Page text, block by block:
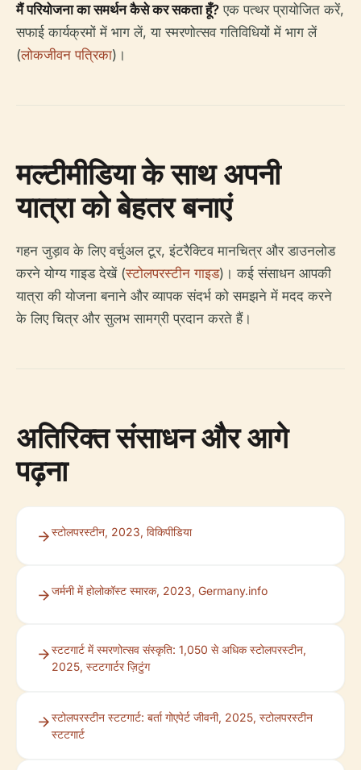
मैं परियोजना का समर्थन कैसे कर सकता हूँ? एक पत्थर प्रायोजित करें,
सफाई कार्यक्रमों में भाग लें, या स्मरणोत्सव गतिविधियों में भाग लें
(लोकजीवन पत्रिका)।
मल्टीमीडिया के साथ अपनी
यात्रा को बेहतर बनाएं
गहन जुड़ाव के लिए वर्चुअल टूर, इंटरैक्टिव मानचित्र और डाउनलोड
करने योग्य गाइड देखें (स्टोलपरस्टीन गाइड)। कई संसाधन आपकी
यात्रा की योजना बनाने और व्यापक संदर्भ को समझने में मदद करने
के लिए चित्र और सुलभ सामग्री प्रदान करते हैं।
अतिरिक्त संसाधन और आगे
पढ़ना
स्टोलपरस्टीन, 2023, विकिपीडिया
जर्मनी में होलोकॉस्ट स्मारक, 2023, Germany.info
स्टटगार्ट में स्मरणोत्सव संस्कृति: 1,050 से अधिक स्टोलपरस्टीन,
2025, स्टटगार्टर ज़िटुंग
स्टोलपरस्टीन स्टटगार्ट: बर्ता गोएपेर्ट जीवनी, 2025, स्टोलपरस्टीन
स्टटगार्ट